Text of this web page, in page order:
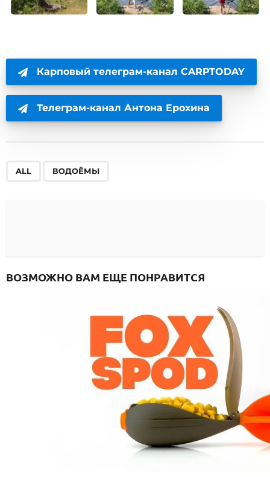
Карповый телеграм-канал CARPTODAY
Телеграм-канал Антона Ерохина
ALL ВОДОЁМЫ
ВОЗМОЖНО ВАМ ЕЩЕ ПОНРАВИТСЯ